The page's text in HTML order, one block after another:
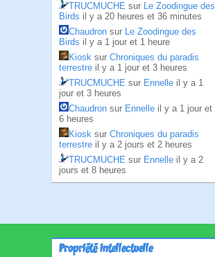
TRUCMUCHE sur Le Zoodingue des
Birds il y a 20 heures et 36 minutes
Chaudron sur Le Zoodingue des
Birds il y a 1 jour et 1 heure
Kiosk sur Chroniques du paradis
terrestre il y a 1 jour et 3 heures
TRUCMUCHE sur Ennelle il y a 1
jour et 3 heures
Chaudron sur Ennelle il y a 1 jour et
6 heures
Kiosk sur Chroniques du paradis
terrestre il y a 2 jours et 2 heures
TRUCMUCHE sur Ennelle il y a 2
jours et 8 heures
Propriété intellectuelle